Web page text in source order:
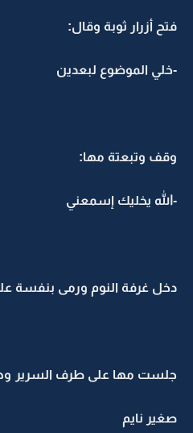
فتح أزرار ثوبة وقال:
-خلي الموضوع لبعدين
وقف وتبعتة مها:
-الله يخليك إسمعني
دخل غرفة النوم ورمى بنفسة
جلست مها على طرف السرير
صغير نايم